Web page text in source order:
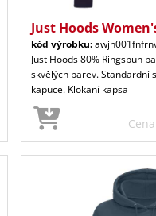
Just Hoods
kód výrobku:
Just Hoods 80% Ringspun
skvělých barev. Standardní
kapuce. Klokaní kapsa